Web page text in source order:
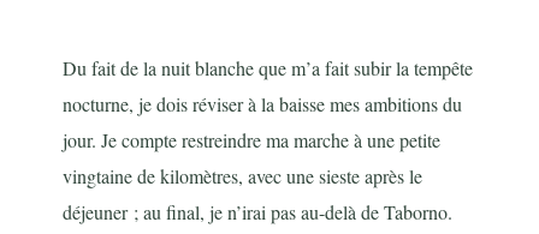
Du fait de la nuit blanche que m’a fait subir la tempête
nocturne, je dois réviser à la baisse mes ambitions du
jour. Je compte restreindre ma marche à une petite
vingtaine de kilomètres, avec une sieste après le
déjeuner ; au final, je n’irai pas au-delà de Taborno.